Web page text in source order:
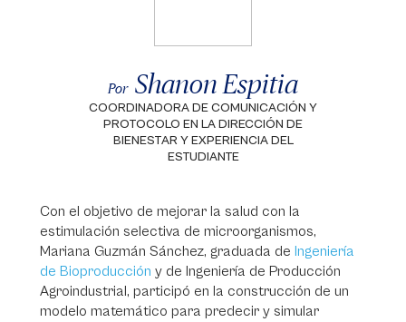
Por Shanon Espitia
COORDINADORA DE COMUNICACIÓN Y
PROTOCOLO EN LA DIRECCIÓN DE
BIENESTAR Y EXPERIENCIA DEL
ESTUDIANTE
Con el objetivo de mejorar la salud con la
estimulación selectiva de microorganismos,
Mariana Guzmán Sánchez, graduada de Ingeniería
de Bioproducción y de Ingeniería de Producción
Agroindustrial, participó en la construcción de un
modelo matemático para predecir y simular